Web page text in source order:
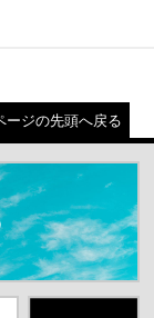
ージの先頭へ戻る